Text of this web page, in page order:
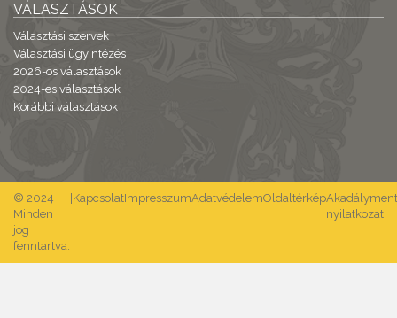
VÁLASZTÁSOK
Választási szervek
Választási ügyintézés
2026-os választások
2024-es választások
Korábbi választások
© 2024
Minden
jog
fenntartva.
KapcsolatImpresszumAdatvédelemOldaltérkép
nyilatkozat